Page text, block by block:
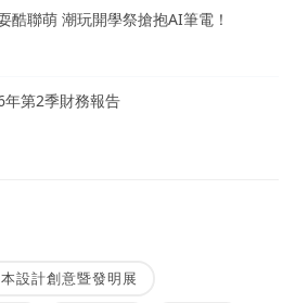
酷聯萌 潮玩開學祭搶抱AI筆電！
第2季財務報告
設計創意暨發明展